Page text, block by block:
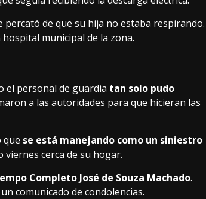
de que su hija no estaba respirando.
municipal de la zona.
el personal de guardia tan solo pudo
a las autoridades para que hicieran las
que se está manejando como un siniestro
viernes cerca de su hogar.
Completo José de Souza Machado.
comunicado de condolencias.